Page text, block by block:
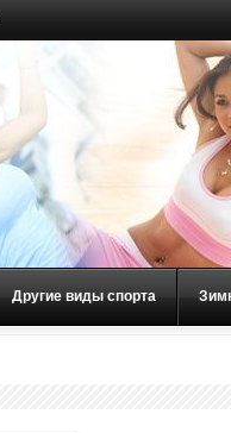
Другие виды спорта